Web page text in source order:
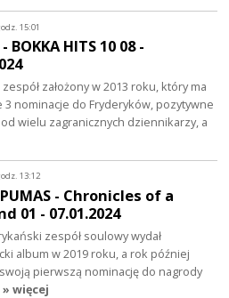
15:01
BOKKA HITS 10 08 -
zespół założony w 2013 roku, który ma
3 nominacje do Fryderyków, pozytywne
wielu zagranicznych dziennikarzy, a
13:12
PUMAS - Chronicles of a
01 - 07.01.2024
zespół soulowy wydał
album w 2019 roku, a rok później
pierwszą nominację do nagrody
» więcej